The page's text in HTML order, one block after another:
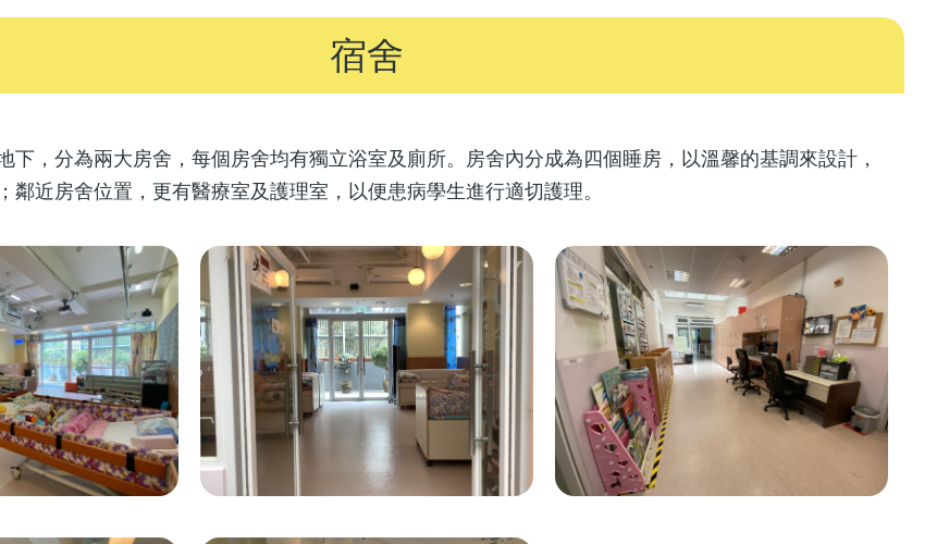
宿舍
下，分為兩大房舍，每個房舍均有獨立浴室及廁所。房舍內分成為四個睡房，以溫馨的基調來設計，
鄰近房舍位置，更有醫療室及護理室，以便患病學生進行適切護理。